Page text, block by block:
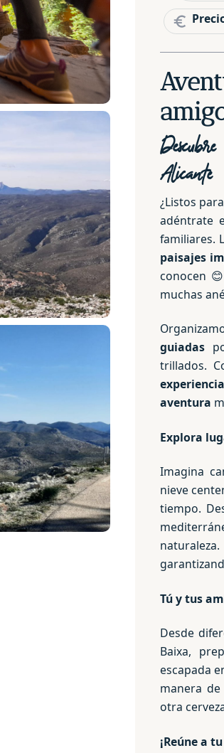
Alicante
¿Listos
adéntrate
familiares.
paisajes
conocen
muchas
guiadas
trillados.
experiencia
aventura
Explora
Imagina
nieve
tiempo.
Tú y tus
Desde
Baixa,
escapada
manera
otra
¡Reúne a